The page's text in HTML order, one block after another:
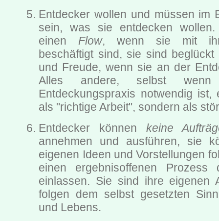
Entdecker wollen und müssen im
sein, was sie entdecken
einen Flow, wenn sie mit
beschäftigt sind, sie sind
und Freude, wenn sie an der
Alles andere, selbst
Entdeckungspraxis notwendig ist,
als "richtige Arbeit", sondern als
Entdecker können keine
annehmen und ausführen, sie
eigenen Ideen und Vorstellungen
einen ergebnisoffenen Prozess
einlassen. Sie sind ihre eigenen
folgen dem selbst gesetzten
und Lebens.